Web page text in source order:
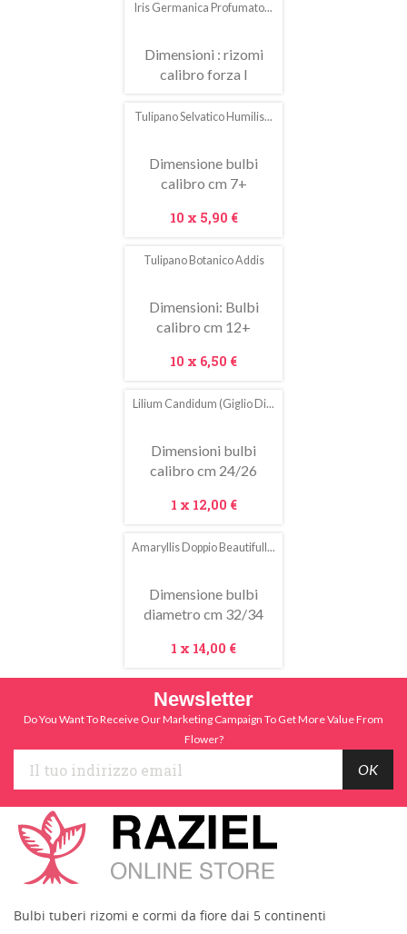
Iris Germanica Profumato...
Dimensioni : rizomi
calibro forza I
Tulipano Selvatico Humilis...
Dimensione bulbi
calibro cm 7+
Prezzo
10 x 5,90 €
Tulipano Botanico Addis
Dimensioni: Bulbi
calibro cm 12+
Prezzo
10 x 6,50 €
Lilium Candidum (giglio Di...
Dimensioni bulbi
calibro cm 24/26
Prezzo
1 x 12,00 €
Amaryllis Doppio Beautifull...
Dimensione bulbi
diametro cm 32/34
Prezzo
1 x 14,00 €
Newsletter
Do You Want To Receive Our Marketing Campaign To Get More Value From
Flower?
Bulbi tuberi rizomi e cormi da fiore dai 5 continenti